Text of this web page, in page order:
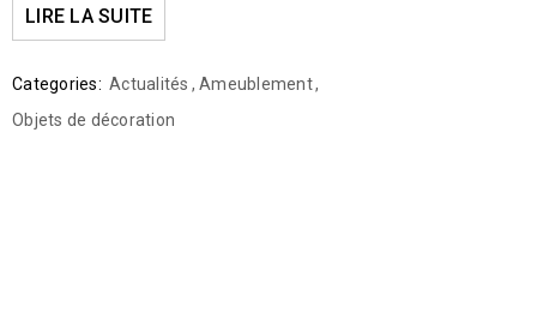
LIRE LA SUITE
Categories: Actualités , Ameublement,
Objets de décoration